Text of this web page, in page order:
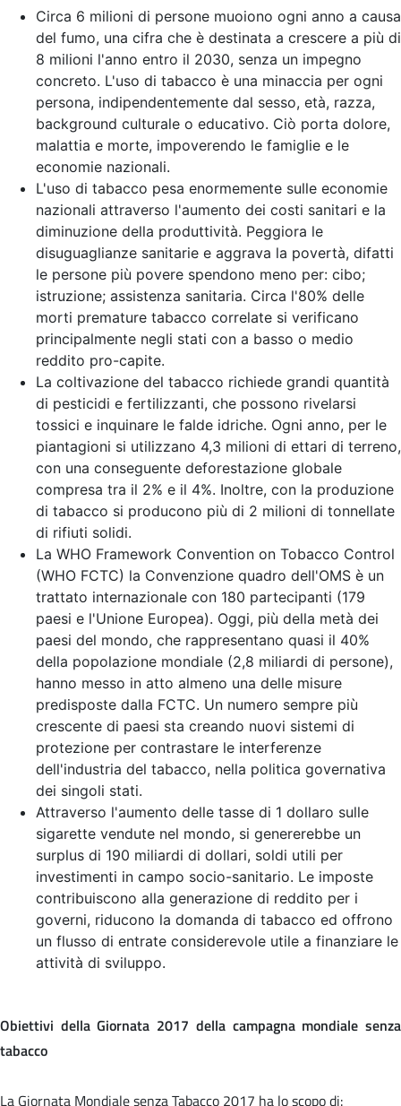
Circa 6 milioni di persone muoiono ogni anno a causa
del fumo, una cifra che è destinata a crescere a più di
8 milioni l'anno entro il 2030, senza un impegno
concreto. L'uso di tabacco è una minaccia per ogni
persona, indipendentemente dal sesso, età, razza,
background culturale o educativo. Ciò porta dolore,
malattia e morte, impoverendo le famiglie e le
economie nazionali.
L'uso di tabacco pesa enormemente sulle economie
nazionali attraverso l'aumento dei costi sanitari e la
diminuzione della produttività. Peggiora le
disuguaglianze sanitarie e aggrava la povertà, difatti
le persone più povere spendono meno per: cibo;
istruzione; assistenza sanitaria. Circa l'80% delle
morti premature tabacco correlate si verificano
principalmente negli stati con a basso o medio
reddito pro-capite.
La coltivazione del tabacco richiede grandi quantità
di pesticidi e fertilizzanti, che possono rivelarsi
tossici e inquinare le falde idriche. Ogni anno, per le
piantagioni si utilizzano 4,3 milioni di ettari di terreno,
con una conseguente deforestazione globale
compresa tra il 2% e il 4%. Inoltre, con la produzione
di tabacco si producono più di 2 milioni di tonnellate
di rifiuti solidi.
La WHO Framework Convention on Tobacco Control
(WHO FCTC) la Convenzione quadro dell'OMS è un
trattato internazionale con 180 partecipanti (179
paesi e l'Unione Europea). Oggi, più della metà dei
paesi del mondo, che rappresentano quasi il 40%
della popolazione mondiale (2,8 miliardi di persone),
hanno messo in atto almeno una delle misure
predisposte dalla FCTC. Un numero sempre più
crescente di paesi sta creando nuovi sistemi di
protezione per contrastare le interferenze
dell'industria del tabacco, nella politica governativa
dei singoli stati.
Attraverso l'aumento delle tasse di 1 dollaro sulle
sigarette vendute nel mondo, si genererebbe un
surplus di 190 miliardi di dollari, soldi utili per
investimenti in campo socio-sanitario. Le imposte
contribuiscono alla generazione di reddito per i
governi, riducono la domanda di tabacco ed offrono
un flusso di entrate considerevole utile a finanziare le
attività di sviluppo.
Obiettivi della Giornata 2017 della campagna mondiale senza
tabacco
La Giornata Mondiale senza Tabacco 2017 ha lo scopo di: